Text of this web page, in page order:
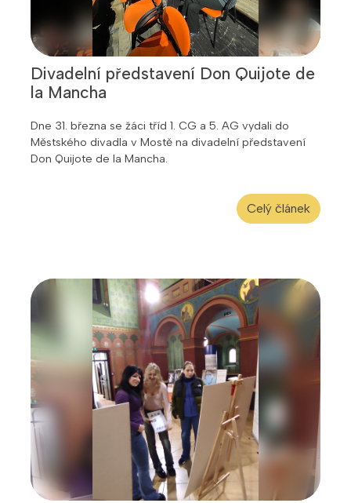
Divadelní představení Don Quijote de
la Mancha
Dne 31. března se žáci tříd 1. CG a 5. AG vydali do
Městského divadla v Mostě na divadelní představení
Don Quijote de la Mancha.
Celý článek